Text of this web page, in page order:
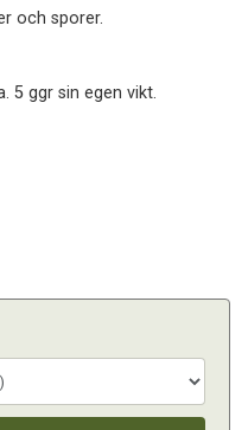
och sporer.
5 ggr sin egen vikt.